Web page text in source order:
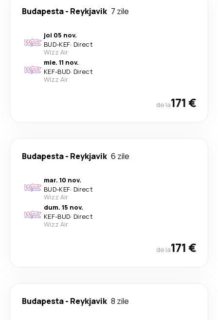
Budapesta- Reykjavik 7 zile
joi 05 nov.
BUD-KEF· Direct
Wizz Air
mie. 11 nov.
KEF-BUD· Direct
Wizz Air
de la171 €
Budapesta- Reykjavik 6 zile
mar. 10 nov.
BUD-KEF· Direct
Wizz Air
dum. 15 nov.
KEF-BUD· Direct
Wizz Air
de la171 €
Budapesta- Reykjavik 8 zile